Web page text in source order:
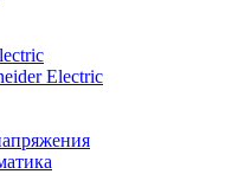
Electric